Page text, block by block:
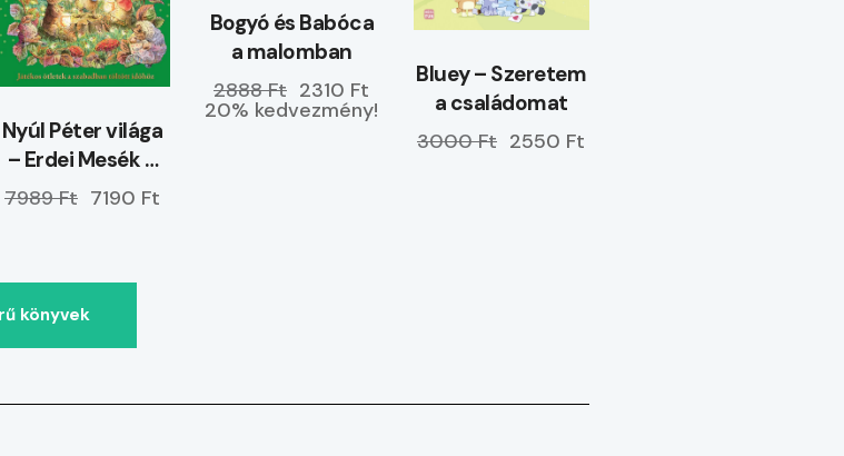
Nyúl Péter világa
– Erdei Mesék –
ELŐRENDELHETŐ
7989 Ft 7190 Ft
Bogyó és Babóca
a malomban
2888 Ft 2310 Ft
20% kedvezmény!
Bluey – Szeretem
a családomat
3000 Ft 2550 Ft
könyvek